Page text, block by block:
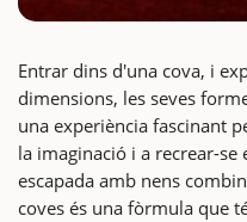
Entrar dins d'una cova, i
dimensions, les seves
una experiència fascinant
la imaginació i a recrear-
escapada amb nens
coves és una fòrmula que